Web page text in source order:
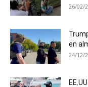
26/02/
en
24/12/